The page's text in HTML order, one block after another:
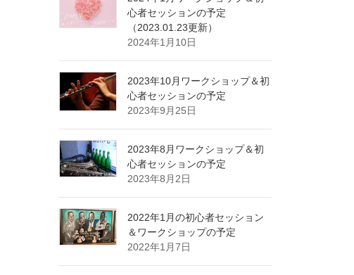
心者セッションの予定
（2023.01.23更新）
2024年1月10日
2023年10月ワークショップ＆初
心者セッションの予定
2023年9月25日
2023年8月ワークショップ＆初
心者セッションの予定
2023年8月2日
2022年1月の初心者セッション
＆ワークショップの予定
2022年1月7日